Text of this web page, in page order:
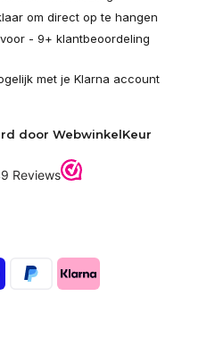
om direct op te hangen
- 9+ klantbeoordeling
met je Klarna account
door WebwinkelKeur